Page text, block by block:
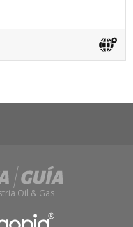
Oil & Gas